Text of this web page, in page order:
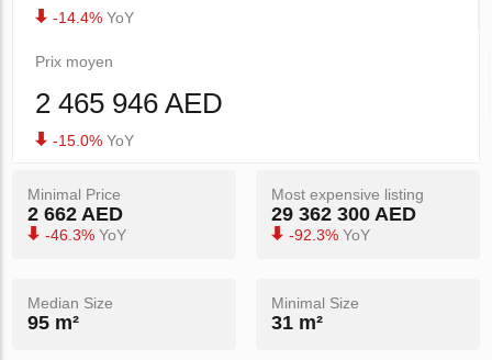
-14.4% YoY
Prix ​​moyen
2 465 946 AED
-15.0% YoY
Minimal Price
2 662 AED
-46.3% YoY
Most expensive listing
29 362 300 AED
-92.3% YoY
Median Size
95 m²
Minimal Size
31 m²